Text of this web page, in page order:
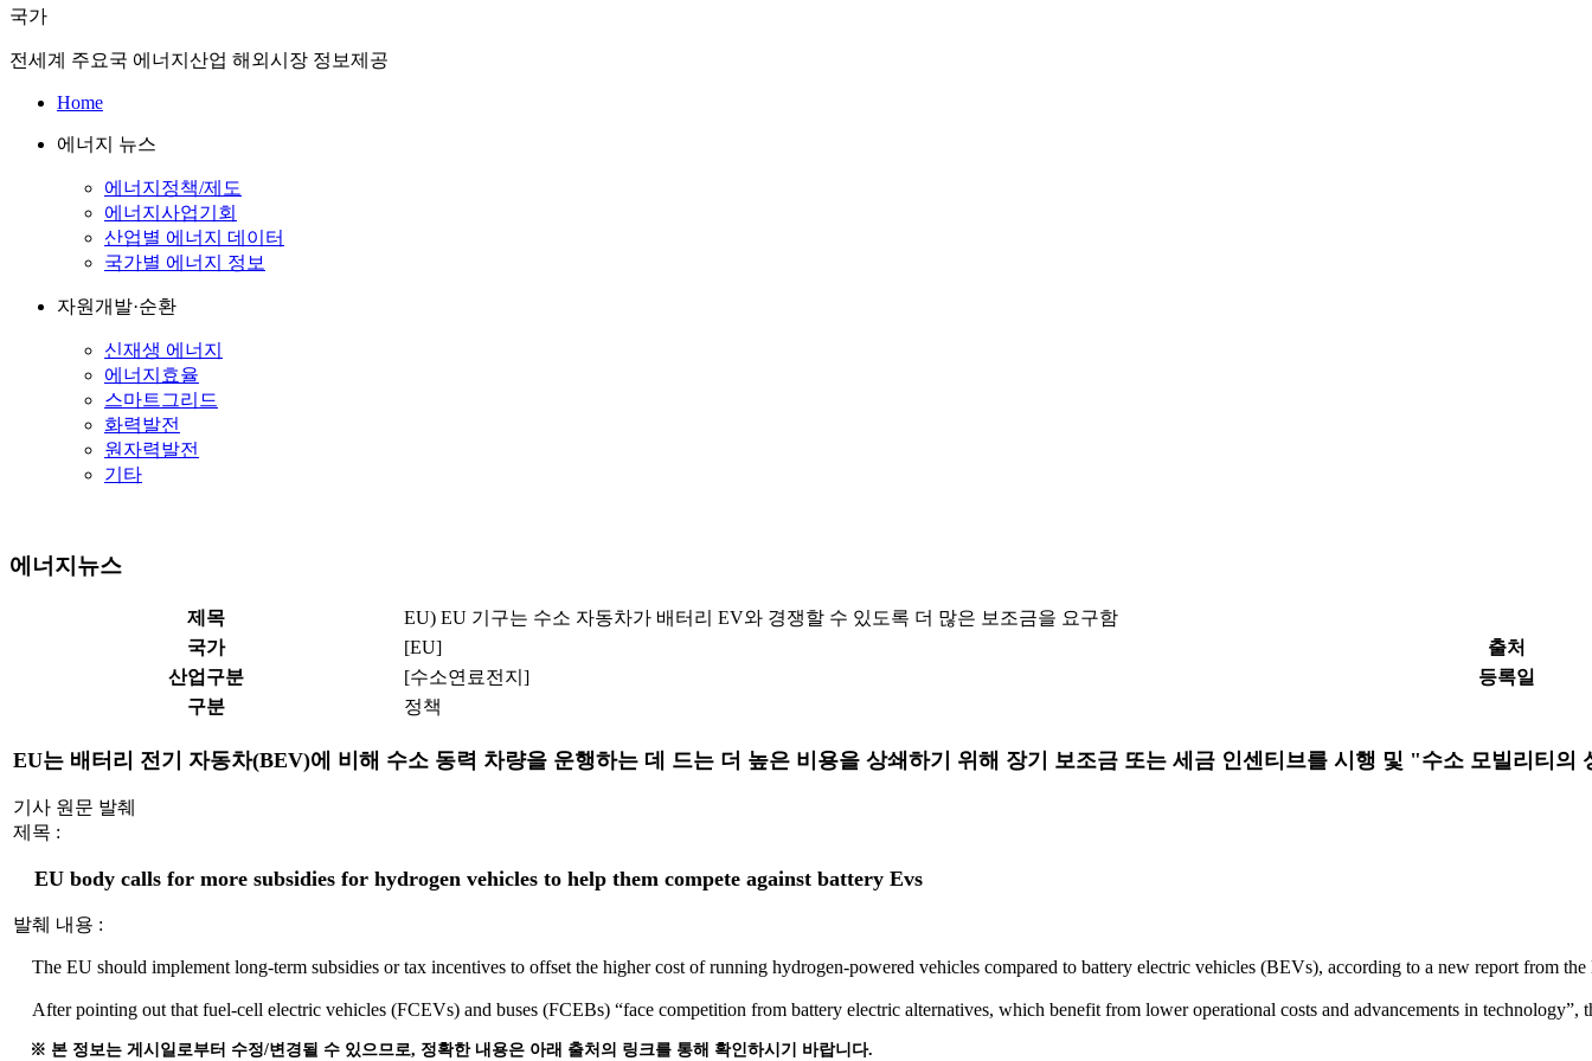
국가
전세계 주요국 에너지산업 해외시장 정보제공
Home
에너지 뉴스
에너지정책/제도
에너지사업기회
산업별 에너지 데이터
국가별 에너지 정보
자원개발·순환
신재생 에너지
에너지효율
스마트그리드
화력발전
원자력발전
기타
에너지뉴스
제목
EU) EU 기구는 수소 자동차가 배터리 EV와 경쟁할 수 있도록 더 많은 보조금을 요구함
국가
[EU]
출처
산업구분
[수소연료전지]
등록일
구분
정책
EU는 배터리 전기 자동차(BEV)에 비해 수소 동력 차량을 운행하는 데 드는 더 높은 비용을 상쇄하기 위해 장기 보조금 또는 세금 인센티브를 시행 및 "수소 모빌리티
기사 원문 발췌
제목 :
EU body calls for more subsidies for hydrogen vehicles to help them compete against battery Evs
발췌 내용 :
The EU should implement long-term subsidies or tax incentives to offset the higher cost of running hydrogen-powered vehicles compared to battery electric vehicles (BEVs), according to a new report from the
After pointing out that fuel-cell electric vehicles (FCEVs) and buses (FCEBs) “face competition from battery electric alternatives, which benefit from lower operational costs and advancements in
※ 본 정보는 게시일로부터 수정/변경될 수 있으므로, 정확한 내용은 아래 출처의 링크를 통해 확인하시기 바랍니다.